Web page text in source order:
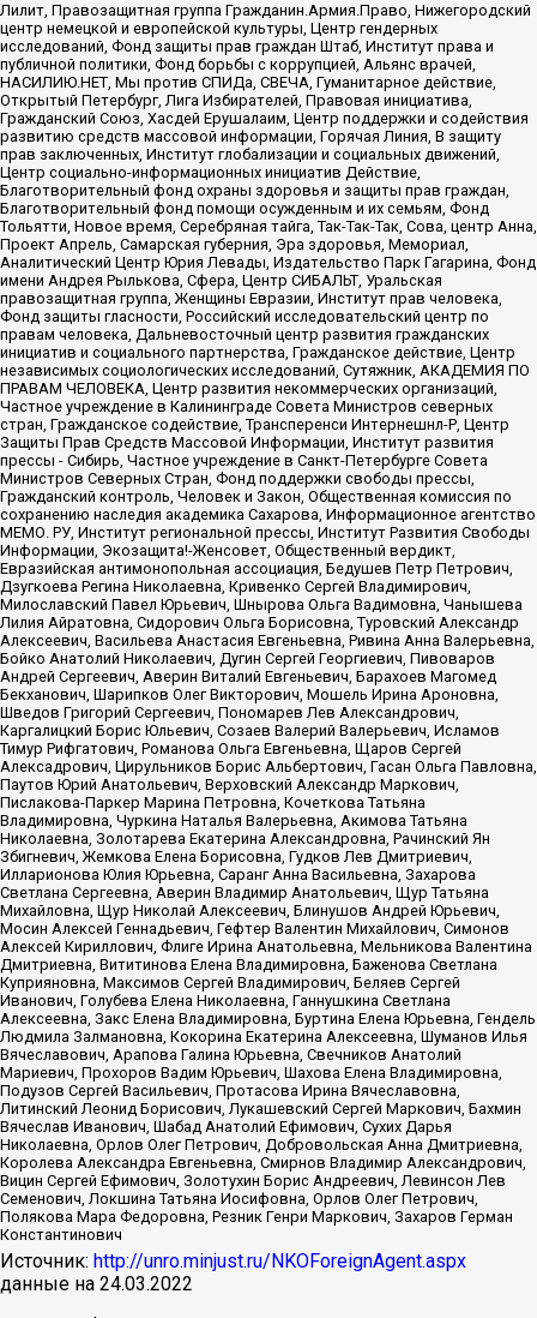
Лилит, Правозащитная группа Гражданин.Армия.Право, Нижегородский
центр немецкой и европейской культуры, Центр гендерных
исследований, Фонд защиты прав граждан Штаб, Институт права и
публичной политики, Фонд борьбы с коррупцией, Альянс врачей,
НАСИЛИЮ.НЕТ, Мы против СПИДа, СВЕЧА, Гуманитарное действие,
Открытый Петербург, Лига Избирателей, Правовая инициатива,
Гражданский Союз, Хасдей Ерушалаим, Центр поддержки и содействия
развитию средств массовой информации, Горячая Линия, В защиту
прав заключенных, Институт глобализации и социальных движений,
Центр социально-информационных инициатив Действие,
Благотворительный фонд охраны здоровья и защиты прав граждан,
Благотворительный фонд помощи осужденным и их семьям, Фонд
Тольятти, Новое время, Серебряная тайга, Так-Так-Так, Сова, центр Анна,
Проект Апрель, Самарская губерния, Эра здоровья, Мемориал,
Аналитический Центр Юрия Левады, Издательство Парк Гагарина, Фонд
имени Андрея Рылькова, Сфера, Центр СИБАЛЬТ, Уральская
правозащитная группа, Женщины Евразии, Институт прав человека,
Фонд защиты гласности, Российский исследовательский центр по
правам человека, Дальневосточный центр развития гражданских
инициатив и социального партнерства, Гражданское действие, Центр
независимых социологических исследований, Сутяжник, АКАДЕМИЯ ПО
ПРАВАМ ЧЕЛОВЕКА, Центр развития некоммерческих организаций,
Частное учреждение в Калининграде Совета Министров северных
стран, Гражданское содействие, Трансперенси Интернешнл-Р, Центр
Защиты Прав Средств Массовой Информации, Институт развития
прессы - Сибирь, Частное учреждение в Санкт-Петербурге Совета
Министров Северных Стран, Фонд поддержки свободы прессы,
Гражданский контроль, Человек и Закон, Общественная комиссия по
сохранению наследия академика Сахарова, Информационное агентство
МЕМО. РУ, Институт региональной прессы, Институт Развития Свободы
Информации, Экозащита!-Женсовет, Общественный вердикт,
Евразийская антимонопольная ассоциация, Бедушев Петр Петрович,
Дзугкоева Регина Николаевна, Кривенко Сергей Владимирович,
Милославский Павел Юрьевич, Шнырова Ольга Вадимовна, Чанышева
Лилия Айратовна, Сидорович Ольга Борисовна, Туровский Александр
Алексеевич, Васильева Анастасия Евгеньевна, Ривина Анна Валерьевна,
Бойко Анатолий Николаевич, Дугин Сергей Георгиевич, Пивоваров
Андрей Сергеевич, Аверин Виталий Евгеньевич, Барахоев Магомед
Бекханович, Шарипков Олег Викторович, Мошель Ирина Ароновна,
Шведов Григорий Сергеевич, Пономарев Лев Александрович,
Каргалицкий Борис Юльевич, Созаев Валерий Валерьевич, Исламов
Тимур Рифгатович, Романова Ольга Евгеньевна, Щаров Сергей
Алексадрович, Цирульников Борис Альбертович, Гасан Ольга Павловна,
Паутов Юрий Анатольевич, Верховский Александр Маркович,
Пислакова-Паркер Марина Петровна, Кочеткова Татьяна
Владимировна, Чуркина Наталья Валерьевна, Акимова Татьяна
Николаевна, Золотарева Екатерина Александровна, Рачинский Ян
Збигневич, Жемкова Елена Борисовна, Гудков Лев Дмитриевич,
Илларионова Юлия Юрьевна, Саранг Анна Васильевна, Захарова
Светлана Сергеевна, Аверин Владимир Анатольевич, Щур Татьяна
Михайловна, Щур Николай Алексеевич, Блинушов Андрей Юрьевич,
Мосин Алексей Геннадьевич, Гефтер Валентин Михайлович, Симонов
Алексей Кириллович, Флиге Ирина Анатольевна, Мельникова Валентина
Дмитриевна, Вититинова Елена Владимировна, Баженова Светлана
Куприяновна, Максимов Сергей Владимирович, Беляев Сергей
Иванович, Голубева Елена Николаевна, Ганнушкина Светлана
Алексеевна, Закс Елена Владимировна, Буртина Елена Юрьевна, Гендель
Людмила Залмановна, Кокорина Екатерина Алексеевна, Шуманов Илья
Вячеславович, Арапова Галина Юрьевна, Свечников Анатолий
Мариевич, Прохоров Вадим Юрьевич, Шахова Елена Владимировна,
Подузов Сергей Васильевич, Протасова Ирина Вячеславовна,
Литинский Леонид Борисович, Лукашевский Сергей Маркович, Бахмин
Вячеслав Иванович, Шабад Анатолий Ефимович, Сухих Дарья
Николаевна, Орлов Олег Петрович, Добровольская Анна Дмитриевна,
Королева Александра Евгеньевна, Смирнов Владимир Александрович,
Вицин Сергей Ефимович, Золотухин Борис Андреевич, Левинсон Лев
Семенович, Локшина Татьяна Иосифовна, Орлов Олег Петрович,
Полякова Мара Федоровна, Резник Генри Маркович, Захаров Герман
Константинович
Источник: http://unro.minjust.ru/NKOForeignAgent.aspx
данные на 24.03.2022